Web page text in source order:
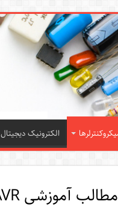
الکترونیک دیجیتال
مطالب آموزشی AVR